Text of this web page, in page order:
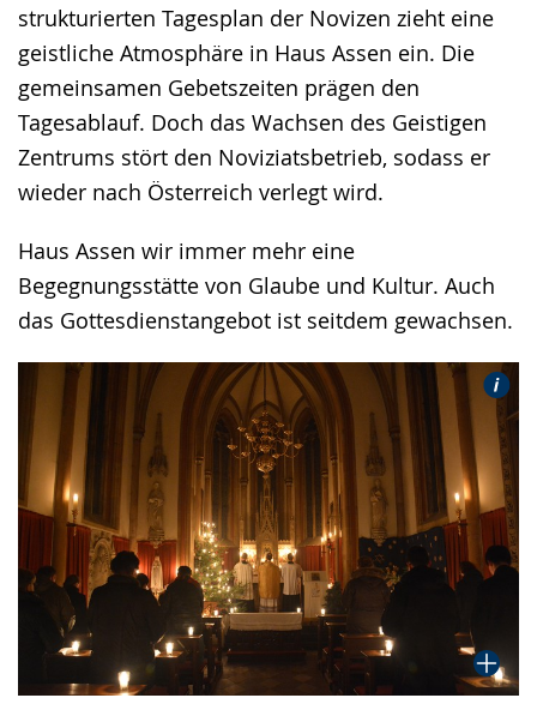
strukturierten Tagesplan der Novizen zieht eine
geistliche Atmosphäre in Haus Assen ein. Die
gemeinsamen Gebetszeiten prägen den
Tagesablauf. Doch das Wachsen des Geistigen
Zentrums stört den Noviziatsbetrieb, sodass er
wieder nach Österreich verlegt wird.
Haus Assen wir immer mehr eine
Begegnungsstätte von Glaube und Kultur. Auch
das Gottesdienstangebot ist seitdem gewachsen.